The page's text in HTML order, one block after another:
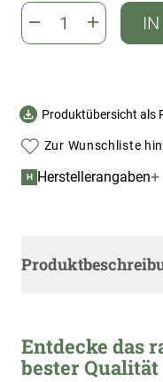
Produktübersicht als
Zur Wunschliste
H Herstellerangaben+
Entdecke das
bester Qualität